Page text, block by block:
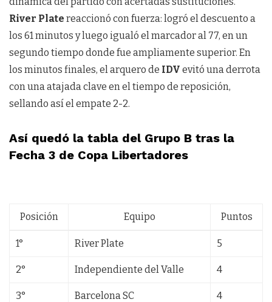
River Plate reaccionó con fuerza: logró el descuento a
los 61 minutos y luego igualó el marcador al 77, en un
segundo tiempo donde fue ampliamente superior. En
los minutos finales, el arquero de IDV evitó una derrota
con una atajada clave en el tiempo de reposición,
sellando así el empate 2-2.
Así quedó la tabla del Grupo B tras la
Fecha 3 de Copa Libertadores
Posición Equipo Puntos
1° River Plate 5
2° Independiente del Valle 4
3° Barcelona SC 4